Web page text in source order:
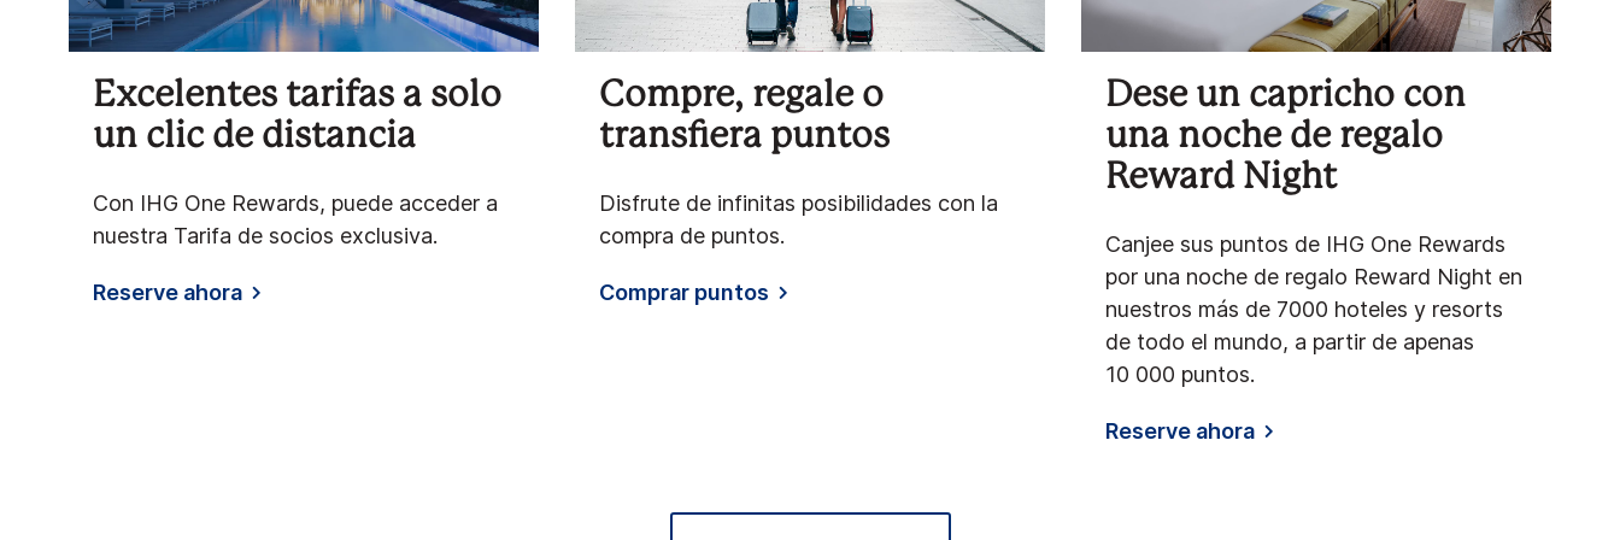
Excelentes tarifas a solo
un clic de distancia
Con IHG One Rewards, puede acceder a
nuestra Tarifa de socios exclusiva.
Reserve ahora
Compre, regale o
transfiera puntos
Disfrute de infinitas posibilidades con la
compra de puntos.
Comprar puntos
Dese un capricho con
una noche de regalo
Reward Night
Canjee sus puntos de IHG One Rewards
por una noche de regalo Reward Night en
nuestros más de 7000 hoteles y resorts
de todo el mundo, a partir de apenas
10 000 puntos.
Reserve ahora